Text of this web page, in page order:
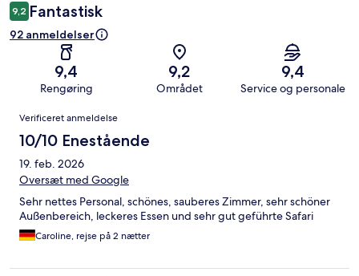
9,2 Fantastisk
92 anmeldelser
9,4
Rengøring
9,2
Området
9,4
Service og personale
Anmeldelser
Verificeret anmeldelse
10/10 Enestående
19. feb. 2026
Oversæt med Google
Sehr nettes Personal, schönes, sauberes Zimmer, sehr schöner
Außenbereich, leckeres Essen und sehr gut geführte Safari
Caroline, rejse på 2 nætter